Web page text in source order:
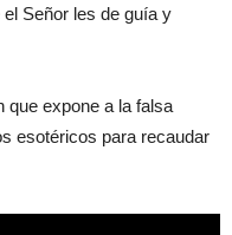
Señor les de guía y
que expone a la falsa
esotéricos para recaudar